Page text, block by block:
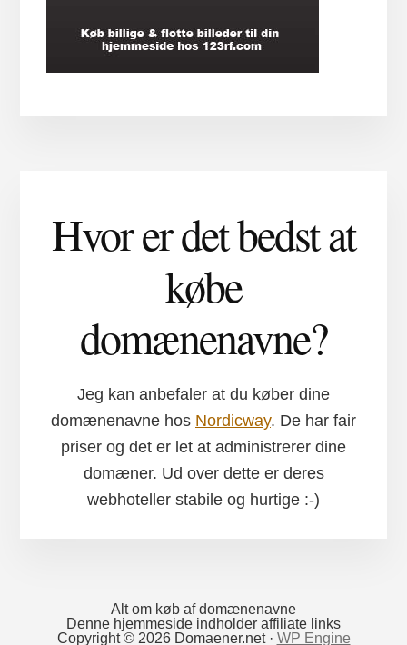
Hvor er det bedst at
købe
domænenavne?
Jeg kan anbefaler at du køber dine
domænenavne hos Nordicway. De har fair
priser og det er let at administrerer dine
domæner. Ud over dette er deres
webhoteller stabile og hurtige :-)
Alt om køb af domænenavne
Denne hjemmeside indholder affiliate links
Copyright © 2026 Domaener.net · WP Engine